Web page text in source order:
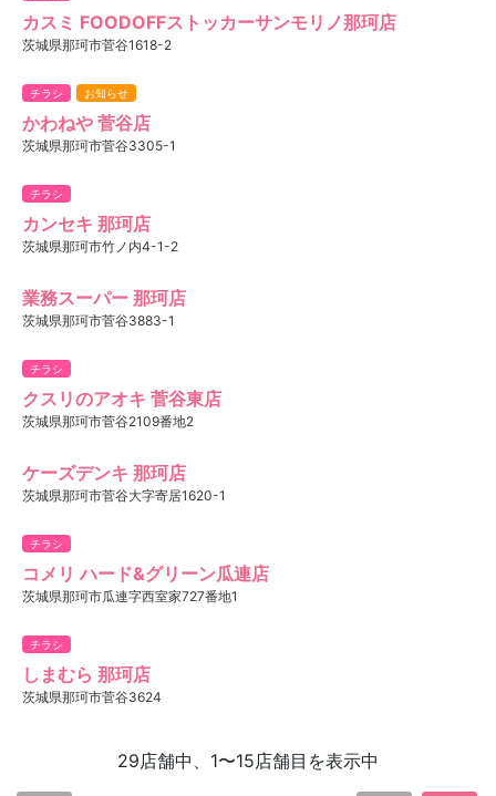
カスミ FOODOFFストッカーサンモリノ那珂店
茨城県那珂市菅谷1618-2
チラシ お知らせ
かわねや 菅谷店
茨城県那珂市菅谷3305-1
チラシ
カンセキ 那珂店
茨城県那珂市竹ノ内4-1-2
業務スーパー 那珂店
茨城県那珂市菅谷3883-1
チラシ
クスリのアオキ 菅谷東店
茨城県那珂市菅谷2109番地2
ケーズデンキ 那珂店
茨城県那珂市菅谷大字寄居1620-1
チラシ
コメリ ハード&グリーン瓜連店
茨城県那珂市瓜連字西室家727番地1
チラシ
しまむら 那珂店
茨城県那珂市菅谷3624
29店舗中、1〜15店舗目を表示中